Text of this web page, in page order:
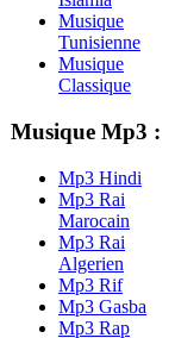
Musique
Tunisienne
Musique
Classique
Musique Mp3 :
Mp3 Hindi
Mp3 Rai
Marocain
Mp3 Rai
Algerien
Mp3 Rif
Mp3 Gasba
Mp3 Rap